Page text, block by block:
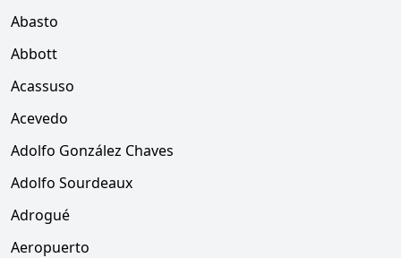
Abasto
Abbott
Acassuso
Acevedo
Adolfo González Chaves
Adolfo Sourdeaux
Adrogué
Aeropuerto